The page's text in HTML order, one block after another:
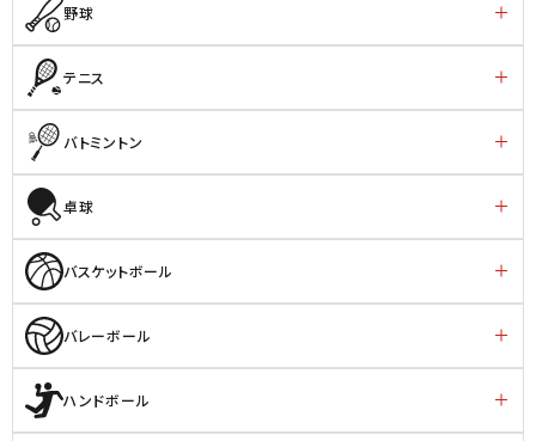
野球
テニス
バトミントン
卓球
バスケットボール
バレーボール
ハンドボール